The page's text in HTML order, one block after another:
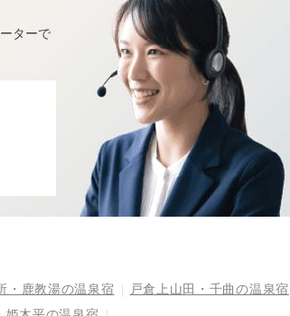
ターで
・鹿教湯の温泉宿
戸倉上山田・千曲の温泉宿